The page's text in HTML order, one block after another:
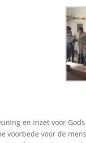
en inzet voor
voorbede voor de